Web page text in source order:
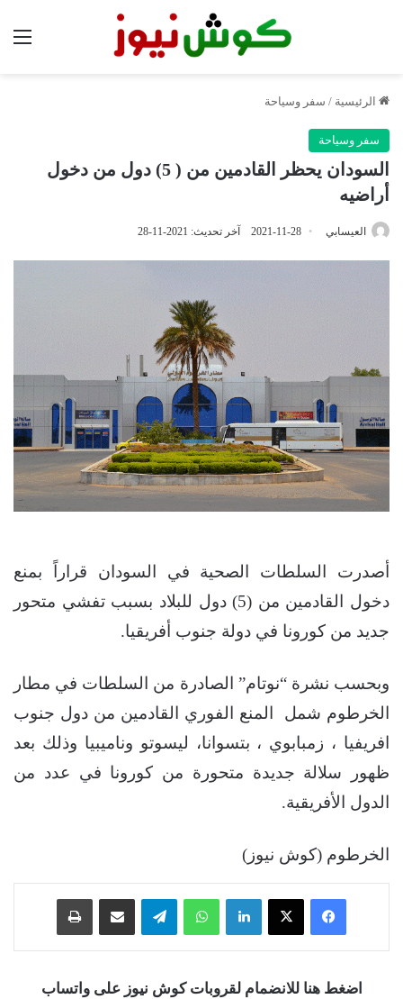
الرئيسية / سفر وسياحة
سفر وسياحة
السودان يحظر القادمين من ( 5) دول من دخول
أراضيه
العيسابي 2021-11-28 آخر تحديث: 2021-11-28
أصدرت السلطات الصحية في السودان قراراً بمنع
دخول القادمين من (5) دول للبلاد بسبب تفشي متحور
جديد من كورونا في دولة جنوب أفريقيا.
وبحسب نشرة “نوتام” الصادرة من السلطات في مطار
الخرطوم شمل المنع الفوري القادمين من دول جنوب
افريفيا ، زمبابوي ، بتسوانا، ليسوتو وناميبيا وذلك بعد
ظهور سلالة جديدة متحورة من كورونا في عدد من
الدول الأفريقية.
الخرطوم (كوش نيوز)
فيسبوك ‫X لينكدإن واتساب تيلقرام
اضغط هنا للانضمام لقروبات كوش نيوز على واتساب